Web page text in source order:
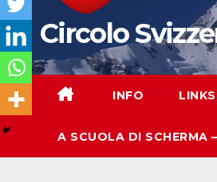
Circolo
INFO LINKS
A SCUOLA DI SCHERMA